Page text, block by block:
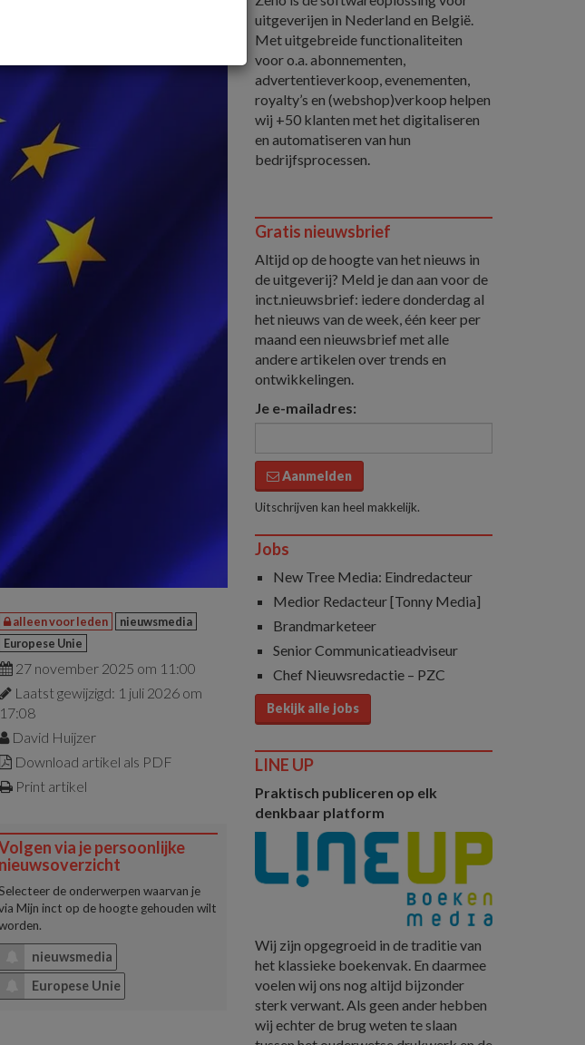
alleen voor leden
nieuwsmedia
Europese Unie
27 november 2025 om 11:00
Laatst gewijzigd: 1 juli 2026 om
17:08
David Huijzer
Download artikel als PDF
Print artikel
via je persoonlijke
nieuwsoverzicht
de onderwerpen waarvan je
Mijn inct op de hoogte gehouden wilt
nieuwsmedia
Europese Unie
uitgeverijen in Nederland en België.
Met uitgebreide functionaliteiten
voor o.a. abonnementen,
advertentieverkoop, evenementen,
royalty’s en (webshop)verkoop helpen
wij +50 klanten met het digitaliseren
en automatiseren van hun
bedrijfsprocessen.
Gratis nieuwsbrief
Altijd op de hoogte van het nieuws in
de uitgeverij? Meld je dan aan voor de
inct.nieuwsbrief: iedere donderdag al
het nieuws van de week, één keer per
maand een nieuwsbrief met alle
andere artikelen over trends en
ontwikkelingen.
Je e-mailadres:
Aanmelden
Uitschrijven kan heel makkelijk.
Jobs
New Tree Media: Eindredacteur
Medior Redacteur [Tonny Media]
Brandmarketeer
Senior Communicatieadviseur
Chef Nieuwsredactie – PZC
Bekijk alle jobs
LINE UP
Praktisch publiceren op elk
denkbaar platform
Wij zijn opgegroeid in de traditie van
het klassieke boekenvak. En daarmee
voelen wij ons nog altijd bijzonder
sterk verwant. Als geen ander hebben
wij echter de brug weten te slaan